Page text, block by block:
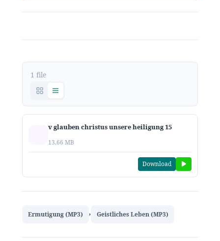
1 file
v glauben christus unsere heiligung 15
13.66 MB
Download
Ermutigung (MP3) , Geistliches Leben (MP3)